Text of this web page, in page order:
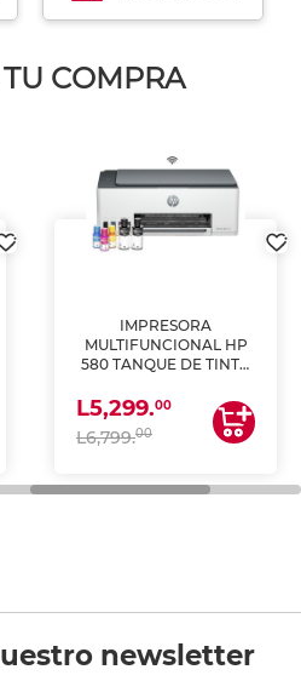
COMPRA
IMPRESORA
MULTIFUNCIONAL HP
580 TANQUE DE TINTA
ESCANEA)
L5,299.00
L6,799.00
newsletter